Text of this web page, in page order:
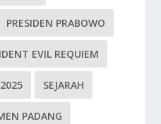
PRESIDEN PRABOWO
EVIL REQUIEM
SEJARAH
PADANG